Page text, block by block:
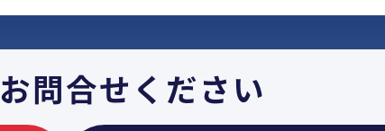
お問合せください